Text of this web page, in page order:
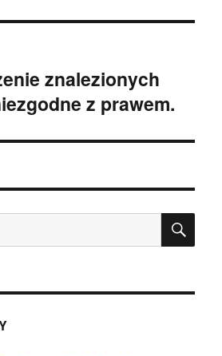
znalezionych
z prawem.